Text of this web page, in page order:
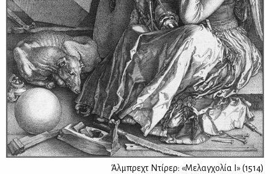
Άλμπρεχτ Ντίρερ: «Μελαγχολία Ι» (1514)